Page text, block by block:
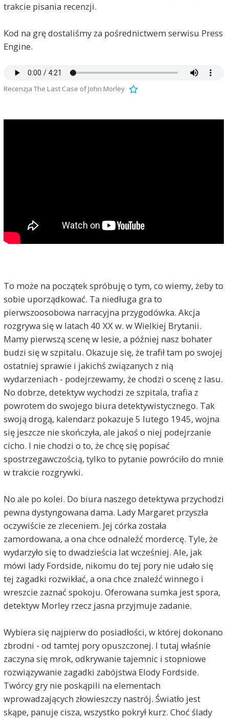
trakcie pisania recenzji.
Kod na grę dostaliśmy za pośrednictwem serwisu Press
Engine.
Recenzja The Last Case of John Morley
To może na początek spróbuję o tym, co wiemy, żeby to
sobie uporządkować. Ta niedługa gra to
pierwszoosobowa narracyjna przygodówka. Akcja
rozgrywa się w latach 40 XX w. w Wielkiej Brytanii.
Mamy pierwszą scenę w lesie, a później nasz bohater
budzi się w szpitalu. Okazuje się, że trafił tam po swojej
ostatniej sprawie i jakichś związanych z nią
wydarzeniach - podejrzewamy, że chodzi o scenę z lasu.
No dobrze, detektyw wychodzi ze szpitala, trafia z
powrotem do swojego biura detektywistycznego. Tak
swoją drogą, kalendarz pokazuje 5 lutego 1945, wojna
się jeszcze nie skończyła, ale jakoś o niej podejrzanie
cicho. I nie chodzi o to, że chcę się popisać
spostrzegawczością, tylko to pytanie powróciło do mnie
w trakcie rozgrywki.
No ale po kolei. Do biura naszego detektywa przychodzi
pewna dystyngowana dama. Lady Margaret przyszła
oczywiście ze zleceniem. Jej córka została
zamordowana, a ona chce odnaleźć mordercę. Tyle, że
wydarzyło się to dwadzieścia lat wcześniej. Ale, jak
mówi lady Fordside, nikomu do tej pory nie udało się
tej zagadki rozwikłać, a ona chce znaleźć winnego i
wreszcie zaznać spokoju. Oferowana sumka jest spora,
detektyw Morley rzecz jasna przyjmuje zadanie.
Wybiera się najpierw do posiadłości, w której dokonano
zbrodni - od tamtej pory opuszczonej. I tutaj właśnie
zaczyna się mrok, odkrywanie tajemnic i stopniowe
rozwiązywanie zagadki zabójstwa Elody Fordside.
Twórcy gry nie poskąpili na elementach
wprowadzających złowieszczy nastrój. Światło jest
skąpe, panuje cisza, wszystko pokrył kurz. Choć ślady